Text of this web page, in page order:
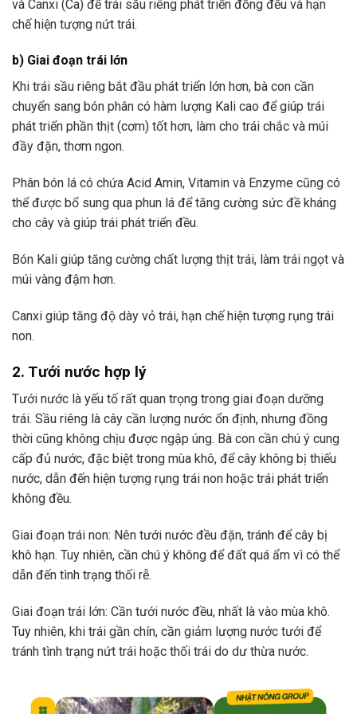
và Canxi (Ca) để trái sầu riêng phát triển đồng đều và hạn
chế hiện tượng nứt trái.
b) Giai đoạn trái lớn
Khi trái sầu riêng bắt đầu phát triển lớn hơn, bà con cần
chuyển sang bón phân có hàm lượng Kali cao để giúp trái
phát triển phần thịt (cơm) tốt hơn, làm cho trái chắc và múi
đầy đặn, thơm ngon.
Phân bón lá có chứa Acid Amin, Vitamin và Enzyme cũng có
thể được bổ sung qua phun lá để tăng cường sức đề kháng
cho cây và giúp trái phát triển đều.
Bón Kali giúp tăng cường chất lượng thịt trái, làm trái ngọt và
múi vàng đậm hơn.
Canxi giúp tăng độ dày vỏ trái, hạn chế hiện tượng rụng trái
non.
2. Tưới nước hợp lý
Tưới nước là yếu tố rất quan trọng trong giai đoạn dưỡng
trái. Sầu riêng là cây cần lượng nước ổn định, nhưng đồng
thời cũng không chịu được ngập úng. Bà con cần chú ý cung
cấp đủ nước, đặc biệt trong mùa khô, để cây không bị thiếu
nước, dẫn đến hiện tượng rụng trái non hoặc trái phát triển
không đều.
Giai đoạn trái non: Nên tưới nước đều đặn, tránh để cây bị
khô hạn. Tuy nhiên, cần chú ý không để đất quá ẩm vì có thể
dẫn đến tình trạng thối rễ.
Giai đoạn trái lớn: Cần tưới nước đều, nhất là vào mùa khô.
Tuy nhiên, khi trái gần chín, cần giảm lượng nước tưới để
tránh tình trạng nứt trái hoặc thối trái do dư thừa nước.